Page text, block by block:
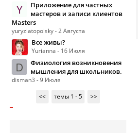
Y
Приложение для частных
мастеров и записи клиентов
Masters
yuryzlatopolsky - 2 Августа
Все живы?
Yurianna - 16 Июля
D
Физиология возникновения
мышления для школьников.
disman3 - 9 Июля
<<
темы 1 - 5 >>